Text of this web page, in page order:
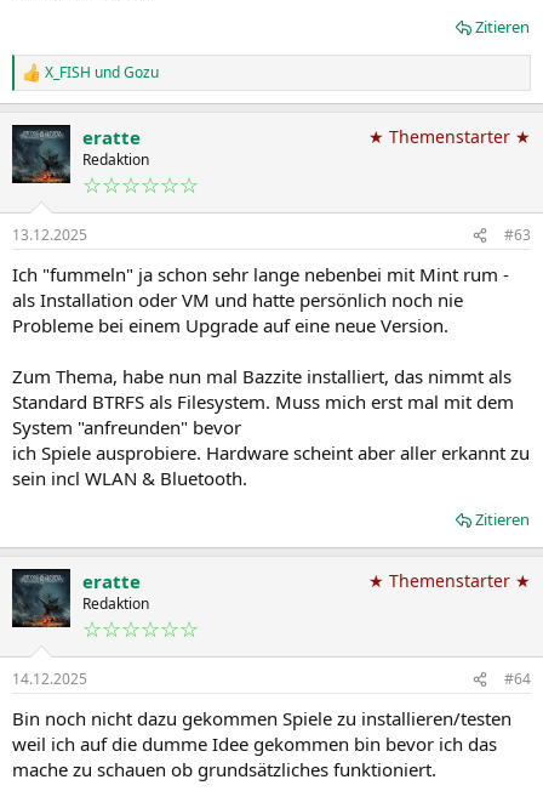
Zitieren
R
e
k
t
i
n
e
n
:
X_FISH undGozu
eratte
Redaktion
☆☆☆☆☆☆
★ Themenstarter ★
13.12.2025 #63
Ich "fummeln" ja schon sehr lange nebenbei mit Mint rum -
als Installation oder VM und hatte persönlich noch nie
Probleme bei einem Upgrade auf eine neue Version.
Zum Thema, habe nun mal Bazzite installiert, das nimmt als
Standard BTRFS als Filesystem. Muss mich erst mal mit dem
System "anfreunden" bevor
ich Spiele ausprobiere. Hardware scheint aber aller erkannt zu
sein incl WLAN & Bluetooth.
Zitieren
eratte
Redaktion
☆☆☆☆☆☆
★ Themenstarter ★
14.12.2025 #64
Bin noch nicht dazu gekommen Spiele zu installieren/testen
weil ich auf die dumme Idee gekommen bin bevor ich das
mache zu schauen ob grundsätzliches funktioniert.